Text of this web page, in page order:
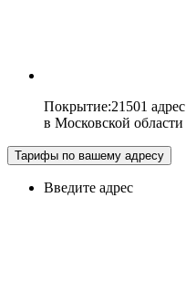
Покрытие:21501 адрес
в Московской области
Тарифы по вашему адресу
Введите адрес